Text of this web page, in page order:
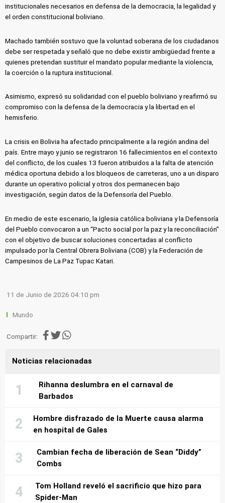
institucionales necesarios en defensa de la democracia, la legalidad y
el orden constitucional boliviano.
Machado también sostuvo que la voluntad soberana de los ciudadanos
debe ser respetada y señaló que no debe existir ambigüedad frente a
quienes pretendan sustituir el mandato popular mediante la violencia,
la coerción o la ruptura institucional.
Asimismo, expresó su solidaridad con el pueblo boliviano y reafirmó su
compromiso con la defensa de la democracia y la libertad en el
hemisferio.
La crisis en Bolivia ha afectado principalmente a la región andina del
país. Entre mayo y junio se registraron 16 fallecimientos en el contexto
del conflicto, de los cuales 13 fueron atribuidos a la falta de atención
médica oportuna debido a los bloqueos de carreteras, uno a un disparo
durante un operativo policial y otros dos permanecen bajo
investigación, según datos de la Defensoría del Pueblo.
En medio de este escenario, la Iglesia católica boliviana y la Defensoría
del Pueblo convocaron a un “Pacto social por la paz y la reconciliación”
con el objetivo de buscar soluciones concertadas al conflicto
impulsado por la Central Obrera Boliviana (COB) y la Federación de
Campesinos de La Paz Tupac Katari.
11 de Junio de 2026 04:10 pm
Mundo
Compartir:
Noticias relacionadas
Rihanna deslumbra en el carnaval de
Barbados
Hombre disfrazado de la Muerte causa alarma
en hospital de Gales
Cambian fecha de liberación de Sean “Diddy”
Combs
Tom Holland reveló el sacrificio que hizo para
Spider-Man